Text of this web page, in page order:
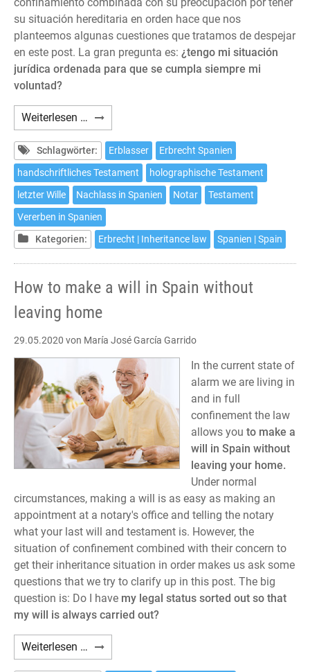
su situación hereditaria en orden hace que nos
planteemos algunas cuestiones que tratamos de despejar
en este post. La gran pregunta es: ¿tengo mi situación
jurídica ordenada para que se cumpla siempre mi
voluntad?
Weiterlesen … Cómo
hacer
testamento
en
España
sin
salir
de
casa
Schlagwörter: Erblasser
Erbrecht Spanien
handschriftliches Testament
holographische Testament
letzter Wille
Nachlass in Spanien Notar
Testament
Vererben in Spanien
Kategorien:
Erbrecht | Inheritance law Spanien | Spain
How to make a will in Spain without
leaving home
29.05.2020 von María José García Garrido
In the current state of
alarm we are living in
and in full
confinement the law
allows you to make a
will in Spain without
leaving your home.
Under normal
circumstances, making a will is as easy as making an
appointment at a notary's office and telling the notary
what your last will and testament is. However, the
situation of confinement combined with their concern to
get their inheritance situation in order makes us ask some
questions that we try to clarify up in this post. The big
question is: Do I have my legal status sorted out so that
my will is always carried out?
Weiterlesen … How
to